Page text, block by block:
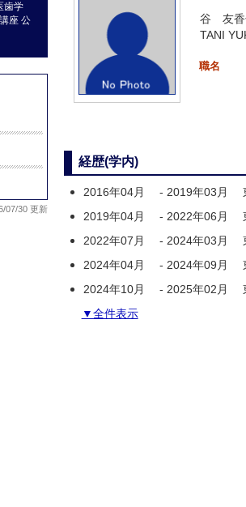
歯学
座 公
07/30 更新
谷 友香
TANI
職名
経歴(学内)
2016年04月 - 2019年03月
2019年04月
- 2022年06月
2022年07月
- 2024年03月
2024年04月
- 2024年09月
2024年10月
- 2025年02月
▼全件表示